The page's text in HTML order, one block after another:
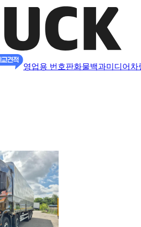
영업용 번호판화물백과미디어 차